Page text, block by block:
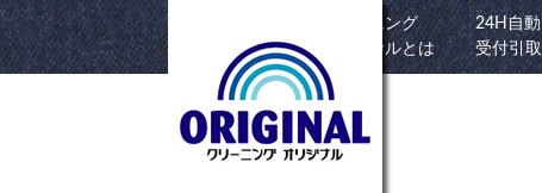
クリーニング
オリジナルとは
24H自動
受付引